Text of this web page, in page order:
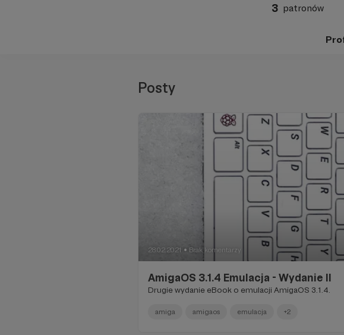
3 patronów
Posty
28.02.2021 ● Brak komentarzy
AmigaOS 3.1.4 Emulacja - Wydanie II
Drugie wydanie eBook o emulacji AmigaOS 3.1.4.
amiga amigaos emulacja +2